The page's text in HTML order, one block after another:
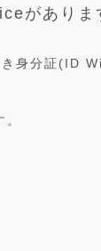
がありま
き身分証(ID